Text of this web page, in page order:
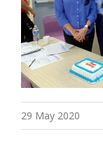
29 May 2020